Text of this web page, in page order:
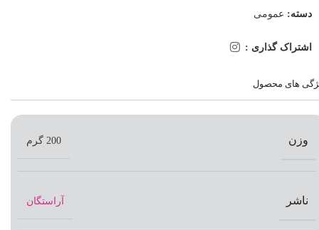
دسته: عمومی
اشتراک گذاری :
های محصول
وزن 200 گرم
ناشر آراستگان